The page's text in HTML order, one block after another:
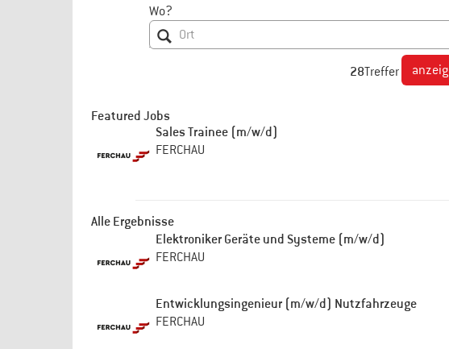
Wo?
28Treffer
Featured Jobs
Sales Trainee (m/w/d)
FERCHAU
Alle Ergebnisse
Elektroniker Geräte und Systeme (m/w/d)
FERCHAU
Entwicklungsingenieur (m/w/d) Nutzfahrzeuge
FERCHAU